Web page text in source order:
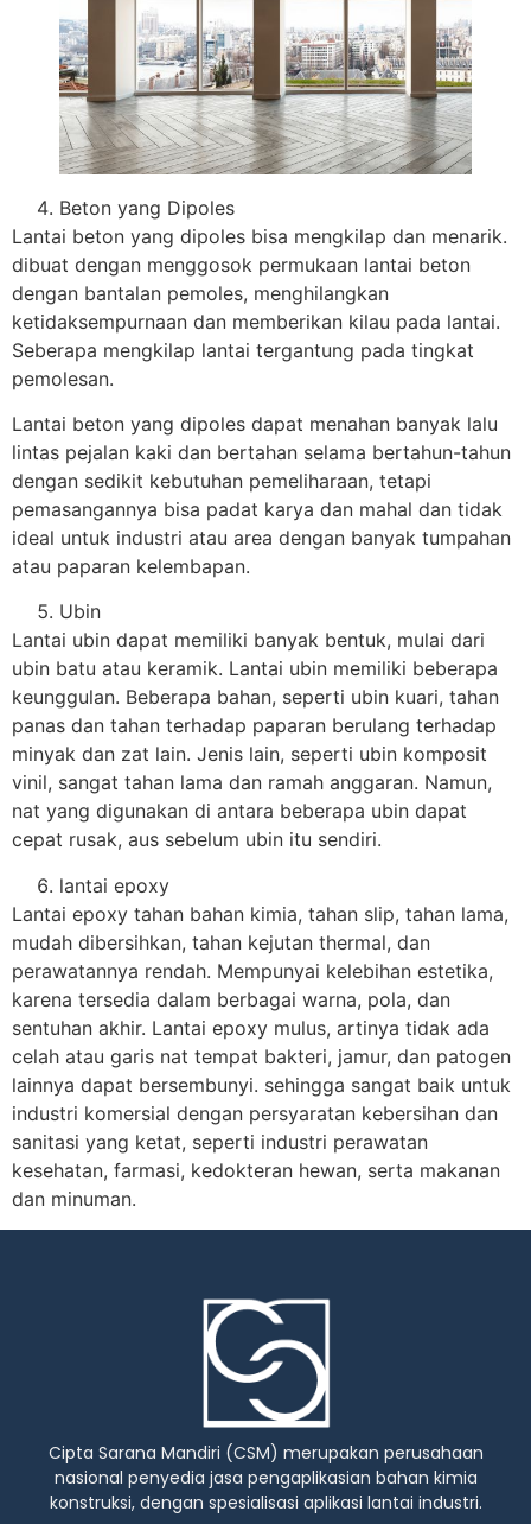
Beton yang Dipoles
Lantai beton yang dipoles bisa mengkilap dan menarik.
dibuat dengan menggosok permukaan lantai beton
dengan bantalan pemoles, menghilangkan
ketidaksempurnaan dan memberikan kilau pada lantai.
Seberapa mengkilap lantai tergantung pada tingkat
pemolesan.
Lantai beton yang dipoles dapat menahan banyak lalu
lintas pejalan kaki dan bertahan selama bertahun-tahun
dengan sedikit kebutuhan pemeliharaan, tetapi
pemasangannya bisa padat karya dan mahal dan tidak
ideal untuk industri atau area dengan banyak tumpahan
atau paparan kelembapan.
Ubin
Lantai ubin dapat memiliki banyak bentuk, mulai dari
ubin batu atau keramik. Lantai ubin memiliki beberapa
keunggulan. Beberapa bahan, seperti ubin kuari, tahan
panas dan tahan terhadap paparan berulang terhadap
minyak dan zat lain. Jenis lain, seperti ubin komposit
vinil, sangat tahan lama dan ramah anggaran. Namun,
nat yang digunakan di antara beberapa ubin dapat
cepat rusak, aus sebelum ubin itu sendiri.
lantai epoxy
Lantai epoxy tahan bahan kimia, tahan slip, tahan lama,
mudah dibersihkan, tahan kejutan thermal, dan
perawatannya rendah. Mempunyai kelebihan estetika,
karena tersedia dalam berbagai warna, pola, dan
sentuhan akhir. Lantai epoxy mulus, artinya tidak ada
celah atau garis nat tempat bakteri, jamur, dan patogen
lainnya dapat bersembunyi. sehingga sangat baik untuk
industri komersial dengan persyaratan kebersihan dan
sanitasi yang ketat, seperti industri perawatan
kesehatan, farmasi, kedokteran hewan, serta makanan
dan minuman.
Cipta Sarana Mandiri (CSM) merupakan perusahaan
nasional penyedia jasa pengaplikasian bahan kimia
konstruksi, dengan spesialisasi aplikasi lantai industri.